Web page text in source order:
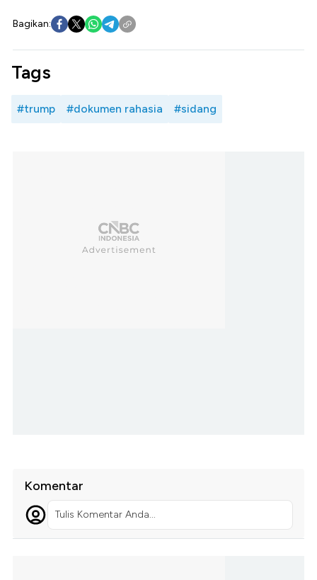
Bagikan:
Tags
#trump #dokumen rahasia #sidang
Komentar
Tulis Komentar Anda...